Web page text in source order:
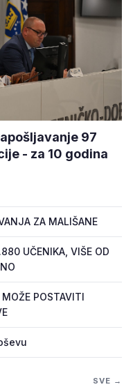
97
- za 10 godina
ZA MALIŠANE
UČENIKA, VIŠE OD
POSTAVITI
SVE →